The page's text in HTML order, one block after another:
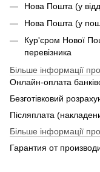
Нова Пошта (у
Нова Пошта (у
Кур'єром Нової
перевізника
Більше інформації
Онлайн-оплата
Безготівковий
Післяплата
Більше інформації
Гарантия от